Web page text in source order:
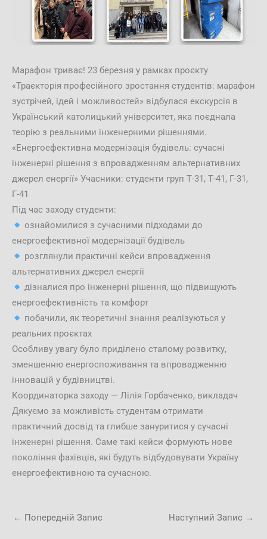
Марафон триває! 23 березня у рамках проєкту
«Траєкторія професійного зростання студентів: марафон
зустрічей, ідей і можливостей» відбулася екскурсія в
Український католицький університет, яка поєднала
теорію з реальними інженерними рішеннями.
«Енергоефективна модернізація будівель: сучасні
інженерні рішення з впровадженням альтернативних
джерел енергії» Учасники: студенти груп Т-31, Т-41, Г-31,
Г-41
Під час заходу студенти:
ознайомилися з сучасними підходами до
енергоефективної модернізації будівель
розглянули практичні кейси впровадження
альтернативних джерел енергії
дізналися про інженерні рішення, що підвищують
енергоефективність та комфорт
побачили, як теоретичні знання реалізуються у
реальних проєктах
Особливу увагу було приділено сталому розвитку,
зменшенню енергоспоживання та впровадженню
інновацій у будівництві.
Координаторка заходу — Лілія Горбаченко, викладач
Дякуємо за можливість студентам отримати
практичний досвід та глибше зануритися у сучасні
інженерні рішення. Саме такі кейси формують нове
покоління фахівців, які будуть відбудовувати Україну
енергоефективною та сучасною.
← Попередній Запис Наступний Запис →